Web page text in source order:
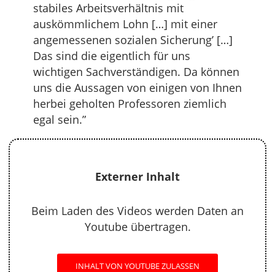
stabiles Arbeitsverhältnis mit
auskömmlichem Lohn […] mit einer
angemessenen sozialen Sicherung’ […]
Das sind die eigentlich für uns
wichtigen Sachverständigen. Da können
uns die Aussagen von einigen von Ihnen
herbei geholten Professoren ziemlich
egal sein.”
Externer Inhalt
Beim Laden des Videos werden Daten an
Youtube übertragen.
INHALT VON YOUTUBE ZULASSEN